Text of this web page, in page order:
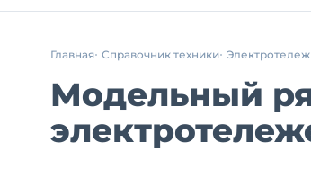
Главная Справочник техники
Модельный